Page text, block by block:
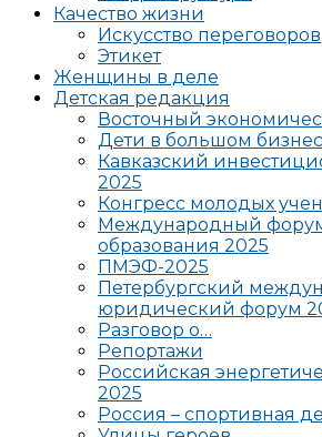
Качество жизни
Искусство переговоров
Этикет
Женщины в деле
Детская редакция
Восточный
Дети в большом
Кавказский
2025
Конгресс молодых
Международный
образования 2025
ПМЭФ-2025
Петербургский
юридический форум
Разговор о…
Репортажи
Российская
2025
Россия – спортивная